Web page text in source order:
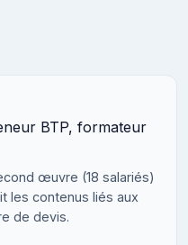
BTP, formateur
œuvre (18 salariés)
les contenus liés aux
de devis.